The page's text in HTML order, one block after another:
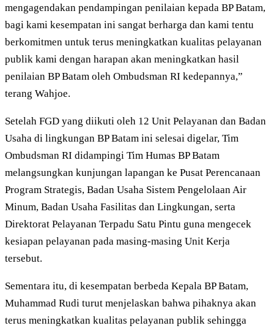
mengagendakan pendampingan penilaian kepada BP Batam,
bagi kami kesempatan ini sangat berharga dan kami tentu
berkomitmen untuk terus meningkatkan kualitas pelayanan
publik kami dengan harapan akan meningkatkan hasil
penilaian BP Batam oleh Ombudsman RI kedepannya,”
terang Wahjoe.
Setelah FGD yang diikuti oleh 12 Unit Pelayanan dan Badan
Usaha di lingkungan BP Batam ini selesai digelar, Tim
Ombudsman RI didampingi Tim Humas BP Batam
melangsungkan kunjungan lapangan ke Pusat Perencanaan
Program Strategis, Badan Usaha Sistem Pengelolaan Air
Minum, Badan Usaha Fasilitas dan Lingkungan, serta
Direktorat Pelayanan Terpadu Satu Pintu guna mengecek
kesiapan pelayanan pada masing-masing Unit Kerja
tersebut.
Sementara itu, di kesempatan berbeda Kepala BP Batam,
Muhammad Rudi turut menjelaskan bahwa pihaknya akan
terus meningkatkan kualitas pelayanan publik sehingga